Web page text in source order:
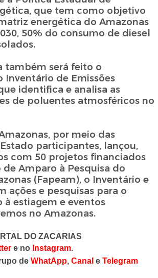
que tem como objetivo
energética do Amazonas
50% do consumo de diesel
também será feito o
Inventário de Emissões
identifica e analisa as
de poluentes atmosféricos no
por meio das
participantes, lançou,
com 50 projetos financiados
de Amparo à Pesquisa do
(Fapeam), o Inventário e
ações e pesquisas para o
estiagem e eventos
no Amazonas.
DO ZACARIAS
e no Instagram.
deWhatApp,Canal eTelegram